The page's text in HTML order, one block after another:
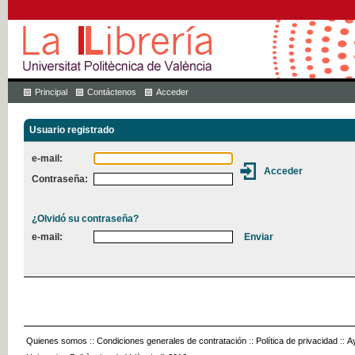
Principal Contáctenos Acceder
Usuario registrado
e-mail:
Contraseña:
¿Olvidó su contraseña?
e-mail:
Quienes somos :: Condiciones generales de contratación :: Política de privacidad ::